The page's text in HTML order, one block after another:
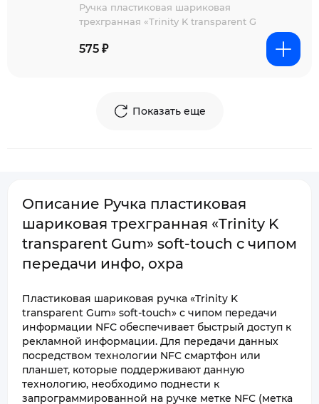
Ручка пластиковая шариковая
трехгранная «Trinity K transparent G
575 ₽
Показать еще
Описание Ручка пластиковая
шариковая трехгранная «Trinity K
transparent Gum» soft-touch с чипом
передачи инфо, охра
Пластиковая шариковая ручка «Trinity K
transparent Gum» soft-touch» с чипом передачи
информации NFC обеспечивает быстрый доступ к
рекламной информации. Для передачи данных
посредством технологии NFC смартфон или
планшет, которые поддерживают данную
технологию, необходимо поднести к
запрограммированной на ручке метке NFC (метка